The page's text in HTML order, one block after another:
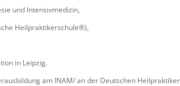
und Intensivmedizin,
Heilpraktikerschule®),
in Leipzig.
am INAM/ an der Deutschen